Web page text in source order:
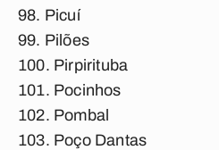
Picuí
Pilões
Pirpirituba
Pocinhos
Pombal
Poço Dantas